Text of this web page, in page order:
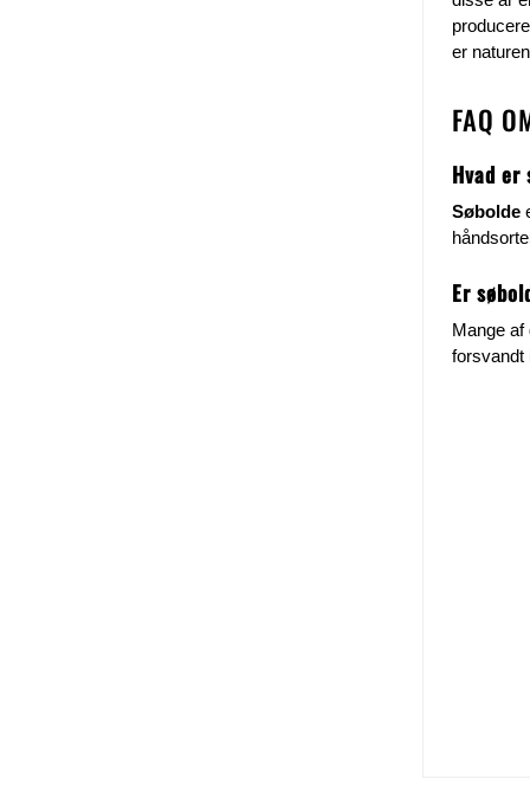
er
FAQ
Hvad er
Søbolde
Er
Mange af
forsvandt